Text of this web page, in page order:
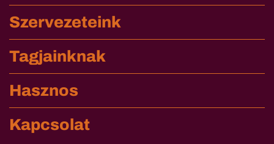
Szervezeteink
Tagjainknak
Hasznos
Kapcsolat